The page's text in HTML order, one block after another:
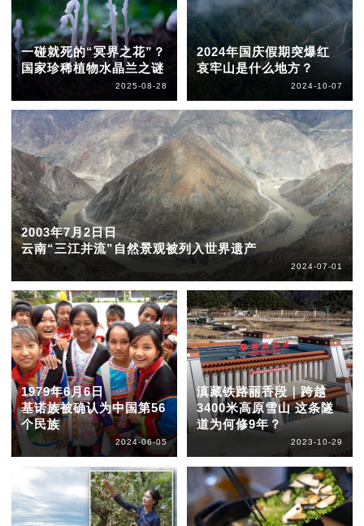
一碰就死的“冥界之花”？
国家珍稀植物水晶兰之谜
2025-08-28
2024年国庆假期突爆红
哀牢山是什么地方？
2024-10-07
2003年7月2日日
云南“三江并流”自然景观被列入世界遗产
2024-07-01
1979年6月6日
基诺族被确认为中国第56
个民族
2024-06-05
滇藏铁路丽香段｜跨越
3400米高原雪山 这条隧
道为何修9年？
2023-10-29